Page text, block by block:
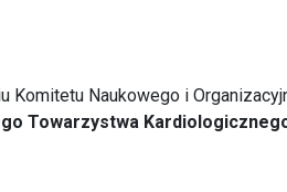
Naukowego i
Towarzystwa